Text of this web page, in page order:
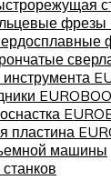
фрезы
пластина
машины